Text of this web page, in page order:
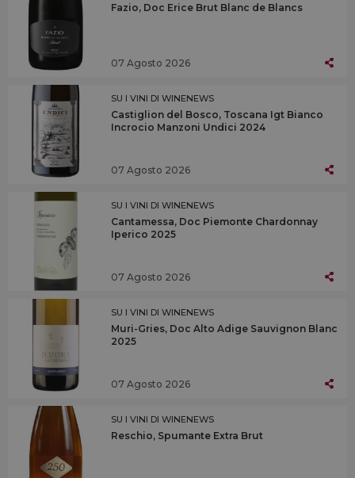
Fazio, Doc Erice Brut Blanc de Blancs
07 Agosto 2026
SU I VINI DI WINENEWS
Castiglion del Bosco, Toscana Igt Bianco
Incrocio Manzoni Undici 2024
07 Agosto 2026
SU I VINI DI WINENEWS
Cantamessa, Doc Piemonte Chardonnay
Iperico 2025
07 Agosto 2026
SU I VINI DI WINENEWS
Muri-Gries, Doc Alto Adige Sauvignon Blanc
2025
07 Agosto 2026
SU I VINI DI WINENEWS
Reschio, Spumante Extra Brut